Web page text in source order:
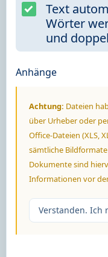
Text
Wörter
und
Anhänge
Achtung: Dateien
über Urheber oder
Office-Dateien (XLS,
sämtliche Bildformate
Dokumente sind
Informationen vor
Verstanden. Ich